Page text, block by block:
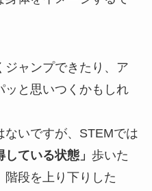
ジャンプできたり、ア
ッと思いつくかもしれ
ないですが、STEMでは
ている状態」 歩いた
階段を上り下りした